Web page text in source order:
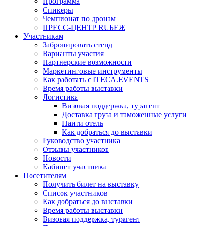
Спикеры
Чемпионат по дронам
ПРЕСС-ЦЕНТР RUБЕЖ
Участникам
Забронировать стенд
Варианты участия
Партнерские возможности
Маркетинговые инструменты
Как работать с ITECA.EVENTS
Время работы выставки
Логистика
Визовая поддержка, турагент
Доставка груза и таможенные услуги
Найти отель
Как добраться до выставки
Руководство участника
Отзывы участников
Новости
Кабинет участника
Посетителям
Получить билет на выставку
Список участников
Как добраться до выставки
Время работы выставки
Визовая поддержка, турагент